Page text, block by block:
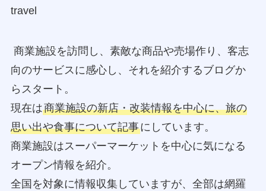
travel
商業施設を訪問し、素敵な商品や売場作り、客志
向のサービスに感心し、それを紹介するブログか
らスタート。
現在は商業施設の新店・改装情報を中心に、旅の
思い出や食事について記事にしています。
商業施設はスーパーマーケットを中心に気になる
オープン情報を紹介。
全国を対象に情報収集していますが、全部は網羅